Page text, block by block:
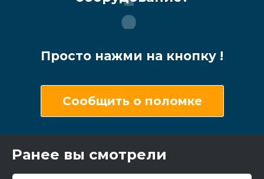
Просто нажми на кнопку !
Сообщить о поломке
Ранее вы смотрели